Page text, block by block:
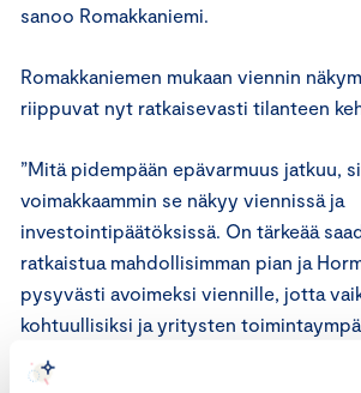
sanoo Romakkaniemi.
Romakkaniemen mukaan viennin
riippuvat nyt ratkaisevasti tilanteen
”Mitä pidempään epävarmuus jatkuu,
voimakkaammin se näkyy viennissä ja
investointipäätöksissä. On tärkeää
ratkaistua mahdollisimman pian ja
pysyvästi avoimeksi viennille, jotta
kohtuullisiksi ja yritysten
Romakkaniemi sanoo.